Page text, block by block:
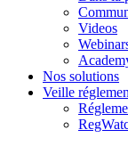
Videos
Nos solutions
Veille